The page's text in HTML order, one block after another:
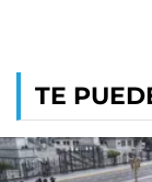
TE